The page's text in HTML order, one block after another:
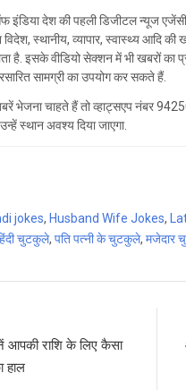
इंडिया देश की पहली डिजीटल न्यूज
स्थानीय, व्यापार, स्वास्थ्य आदि
है. इसके वीडियो सेक्शन में भी खबरों का
सामग्री का उपयोग कर सकते हैं.
भेजना चाहते हैं तो व्हाट्सएप नंबर
स्थान अवश्य दिया जाएगा.
jokes, Husband Wife Jokes,
चुटकुले, पति पत्नी के चुटकुले, मजेदार
आपकी राशि के लिए कैसा
हाल